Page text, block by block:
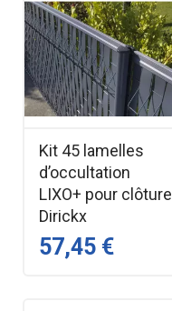
Kit 45 lamelles
d’occultation
LIXO+ pour clôture
Dirickx
57,45 €